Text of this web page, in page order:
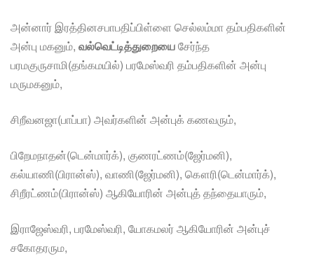
அன்னார் இரத்தினசபாபதிப்பிள்ளை செல்லம்மா தம்பதிகளின்
அன்பு மகனும், வல்வெட்டித்துறையைசேர்ந்த
பரமகுருசாமி(தங்கமயில்) பரமேஸ்வரி தம்பதிகளின் அன்பு
மருமகனும்,
சிறீவனஜா(பாப்பா) அவர்களின் அன்புக் கணவரும்,
பிறேமநாதன்(டென்மார்க்), குணரட்ணம்(ஜேர்மனி),
கல்யாணி(பிரான்ஸ்), வாணி(ஜேர்மனி), கௌரி(டென்மார்க்),
சிறீரட்ணம்(பிரான்ஸ்) ஆகியோரின் அன்புத் தந்தையாரும்,
இராஜேஸ்வரி, பரமேஸ்வரி, யோகமலர் ஆகியோரின் அன்புச்
சகோதரரும,